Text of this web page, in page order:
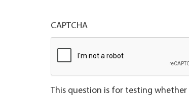
CAPTCHA
This question is for testing